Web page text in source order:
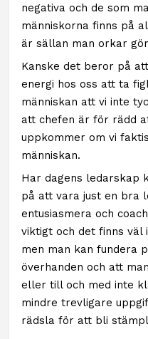
negativa och de som
människorna finns på
är sällan man orkar
Kanske det beror på
energi hos oss att ta
människan att vi inte
att chefen är för rädd
uppkommer om vi
människan.
Har dagens ledarskap
på att vara just en bra
entusiasmera och
viktigt och det finns väl
men man kan fundera
överhanden och att
eller till och med inte
mindre trevligare
rädsla för att bli